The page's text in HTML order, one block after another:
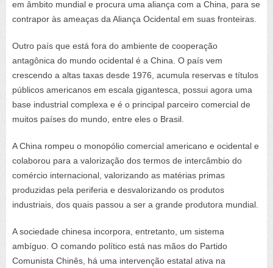
em âmbito mundial e procura uma aliança com a China, para se
contrapor às ameaças da Aliança Ocidental em suas fronteiras.
Outro país que está fora do ambiente de cooperação
antagônica do mundo ocidental é a China. O país vem
crescendo a altas taxas desde 1976, acumula reservas e títulos
públicos americanos em escala gigantesca, possui agora uma
base industrial complexa e é o principal parceiro comercial de
muitos países do mundo, entre eles o Brasil.
A China rompeu o monopólio comercial americano e ocidental e
colaborou para a valorização dos termos de intercâmbio do
comércio internacional, valorizando as matérias primas
produzidas pela periferia e desvalorizando os produtos
industriais, dos quais passou a ser a grande produtora mundial.
A sociedade chinesa incorpora, entretanto, um sistema
ambíguo. O comando político está nas mãos do Partido
Comunista Chinês, há uma intervenção estatal ativa na